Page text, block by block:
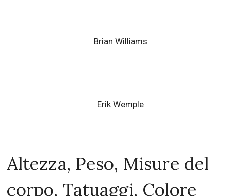
Brian Williams
Erik Wemple
Altezza, Peso, Misure del
corpo, Tatuaggi, Colore